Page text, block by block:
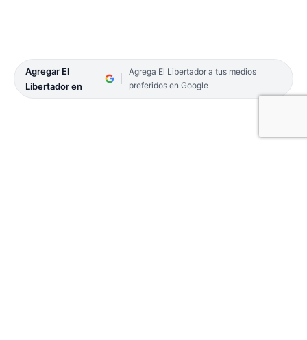
Agregar El
Libertador en
Agrega El Libertador a tus medios
preferidos en Google